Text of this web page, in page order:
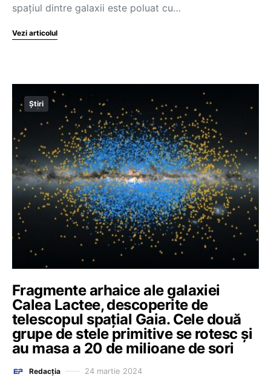
spaţiul dintre galaxii este poluat cu…
Vezi articolul
Știri
Fragmente arhaice ale galaxiei
Calea Lactee, descoperite de
telescopul spațial Gaia. Cele două
grupe de stele primitive se rotesc și
au masa a 20 de milioane de sori
Redacția 24 martie 2024